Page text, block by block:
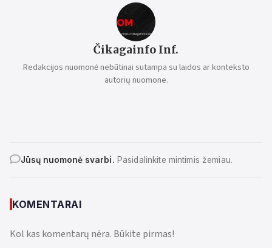
Čikagainfo Inf.
Redakcijos nuomonė nebūtinai sutampa su laidos ar konteksto
autorių nuomone.
Jūsų nuomonė svarbi. Pasidalinkite mintimis žemiau.
KOMENTARAI
Kol kas komentarų nėra. Būkite pirmas!